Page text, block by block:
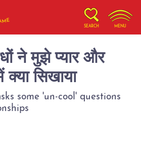
SEARCH MENU
ने मुझे प्यार और
सिखाया
some 'un-cool' questions